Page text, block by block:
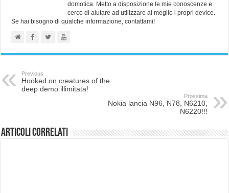
domotica. Metto a disposizione le mie conoscenze e
cerco di aiutare ad utilizzare al meglio i propri device.
Se hai bisogno di qualche informazione, contattami!
Previous
Hooked on creatures of the
deep demo illimitata!
Prossima
Nokia lancia N96, N78, N6210,
N6220!!!
Articoli correlati